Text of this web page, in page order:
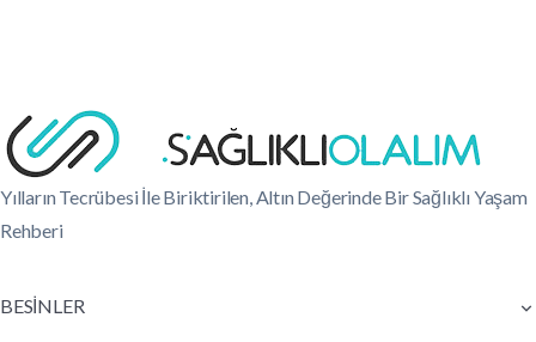
Yılların Tecrübesi İle Biriktirilen, Altın Değerinde Bir Sağlıklı Yaşam
Rehberi
BESİNLER